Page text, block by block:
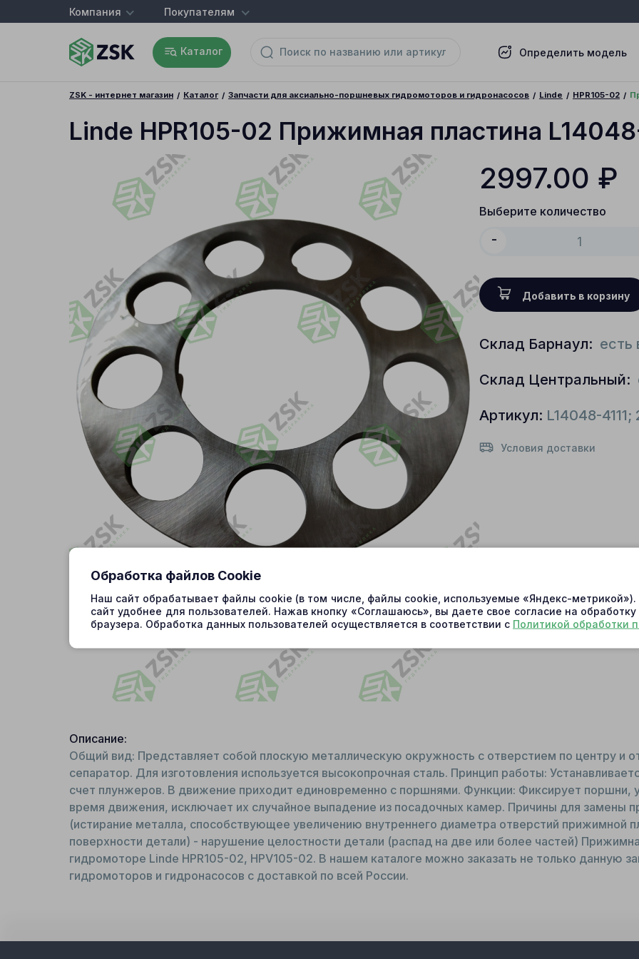
Компания Покупателям
Каталог Определить модель
ZSK - интернет магазин Каталог Запчасти для аксиально-поршневых гидромоторов и гидронасосов Linde HPR105-02
Linde HPR105-02 Прижимная пластина
2997.00 ₽
Выберите количество
-
Добавить в корзину
Склад Барнаул: есть
Склад Центральный:
Артикул: L14048-
Условия доставки
Описание:
Общий вид: Представляет собой плоскую металлическую окружность с отверстием по центру и
сепаратор. Для изготовления используется высокопрочная сталь. Принцип работы:
счет плунжеров. В движение приходит единовременно с поршнями. Функции: Фиксирует поршни,
время движения, исключает их случайное выпадение из посадочных камер. Причины для замены
(истирание металла, способствующее увеличению внутреннего диаметра отверстий прижимной
поверхности детали) - нарушение целостности детали (распад на две или более частей)
гидромоторе Linde HPR105-02, HPV105-02. В нашем каталоге можно заказать не только данную
гидромоторов и гидронасосов с доставкой по всей России.
Обработка файлов Cookie
Наш сайт обрабатывает файлы cookie (в том числе, файлы cookie, используемые «Яндекс-
сайт удобнее для пользователей. Нажав кнопку «Соглашаюсь», вы даете свое согласие на
браузера. Обработка данных пользователей осуществляется в соответствии с Политикой обработки